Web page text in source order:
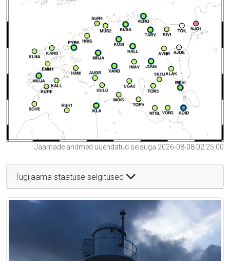
Jaamade andmed uuendatud seisuga 2026-08-08 02:25:00
Tugijaama staatuse selgitused